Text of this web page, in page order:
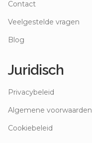
Contact
Veelgestelde vragen
Blog
Juridisch
Privacybeleid
Algemene voorwaarden
Cookiebeleid